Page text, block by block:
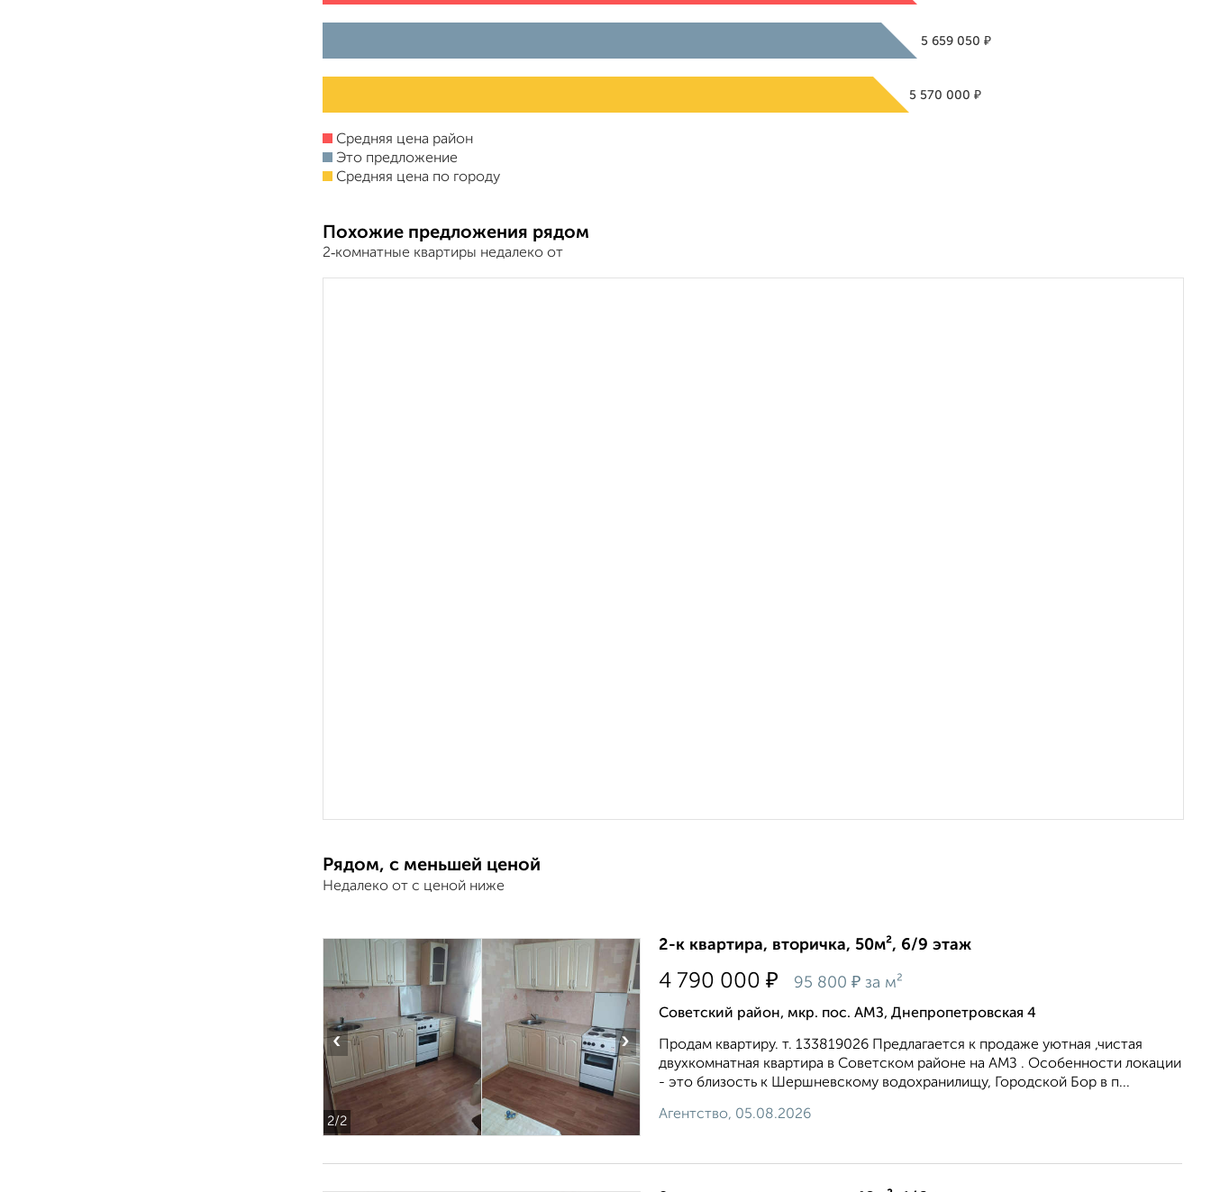
5 659 050₽
5 570 000 ₽
Средняя цена район
Это предложение
Средняя цена по городу
Похожие предложения рядом
2‑комнатные квартиры недалеко от
Рядом, с меньшей ценой
Недалеко от с ценой ниже
2/2
‹ ›
2-к квартира, вторичка, 50м², 6/9 этаж
4 790 000 ₽ 95 800 ₽ за м²
Советский район, мкр. пос. АМЗ, Днепропетровская 4
Продам квартиру. т. 133819026 Предлагается к продаже уютная ,чистая
двухкомнатная кваpтирa в Советском районе на АМЗ . Особенности локации
- это близость к Шершневскому водохранилищу, Городской Бор в п...
Агентство, 05.08.2026